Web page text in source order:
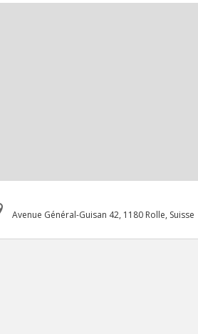
Avenue Général-Guisan 42, 1180 Rolle, Suisse